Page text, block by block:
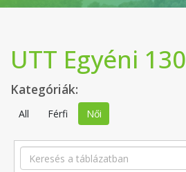
UTT Egyéni 130
Kategóriák:
All Férfi Női
Search